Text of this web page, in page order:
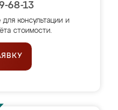
68-13
для консультации и
стоимости.